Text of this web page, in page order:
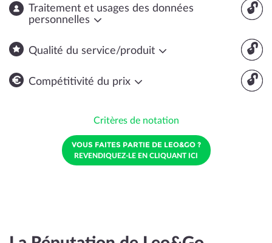
🔓
Traitement et usages des données
personnelles
🔓
Qualité du service/produit
🔓
Compétitivité du prix
Critères de notation
VOUS FAITES PARTIE DE LEO&GO ?
REVENDIQUEZ-LE EN CLIQUANT ICI